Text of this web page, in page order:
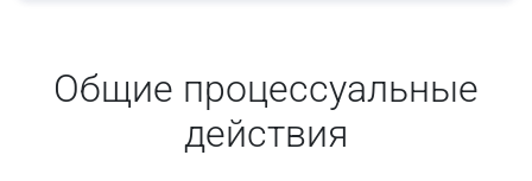
Общие процессуальные
действия